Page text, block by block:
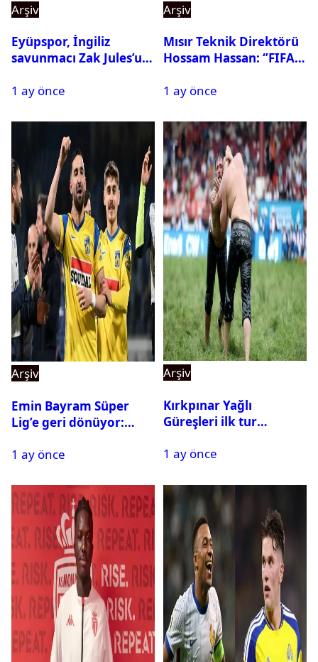
Arşiv
Eyüpspor, İngiliz
savunmacı Zak Jules’u
1 ay önce
Arşiv
Mısır Teknik Direktörü
Hossam Hassan: ‘’FIFA,
istemiyor’’
1 ay önce
Arşiv
Emin Bayram Süper
Lig’e geri dönüyor:
1 ay önce
Arşiv
Kırkpınar Yağlı
Güreşleri ilk tur
2. tura geçen
1 ay önce